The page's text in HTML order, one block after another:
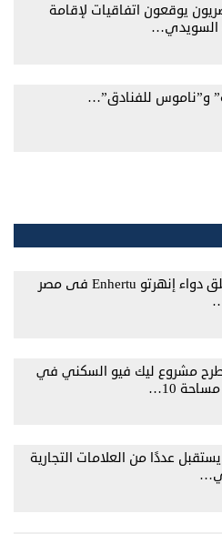
يوقعون اتفاقيات لإقامة
السويدي…
و”ناموس للفنادق”…
أسترازينيكا تطلق دواء إنهرتو Enhertu فى مصر
مشروع ليك فيو السكني في
10…
عددًا من العلامات التجارية